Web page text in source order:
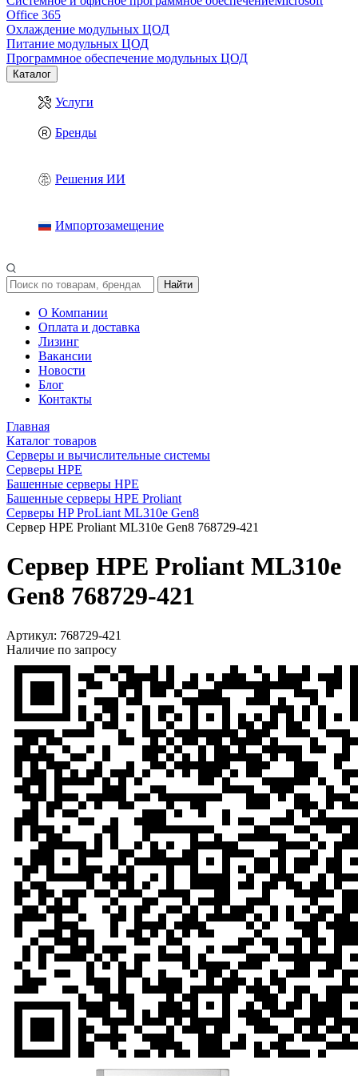
Office 365
Охлаждение модульных ЦОД
Питание модульных ЦОД
Программное обеспечение модульных ЦОД
Каталог
Услуги
Бренды
Решения ИИ
Импортозамещение
Найти
О Компании
Оплата и доставка
Лизинг
Вакансии
Новости
Блог
Контакты
Главная
Каталог товаров
Серверы и вычислительные системы
Серверы HPE
Башенные серверы HPE
Башенные серверы HPE Proliant
Серверы HP ProLiant ML310e Gen8
Сервер HPE Proliant ML310e Gen8 768729-421
Сервер HPE Proliant ML310e
Gen8 768729-421
Артикул: 768729-421
Наличие по запросу